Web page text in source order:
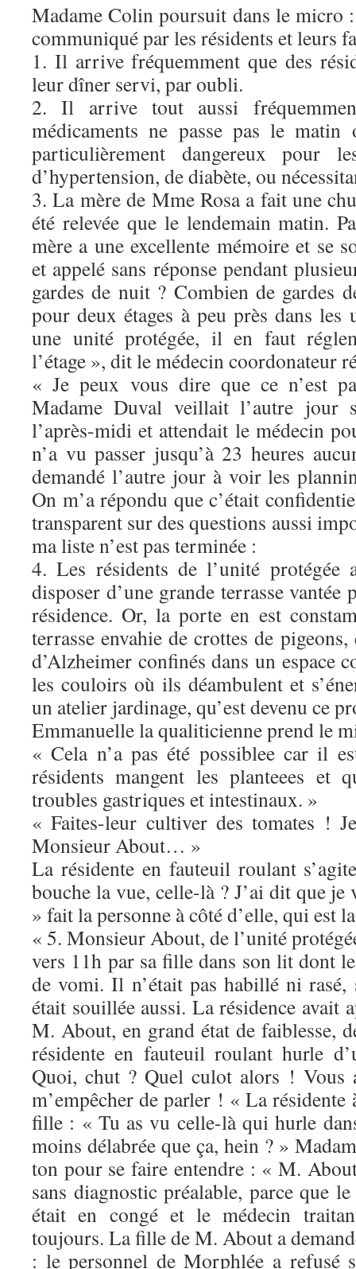
Madame Colin poursuit dans le micro
communiqué par les résidents et leurs
1. Il arrive fréquemment que des
leur dîner servi, par oubli.
2. Il arrive tout aussi
médicaments ne passe pas le
particulièrement dangereux pour
d’hypertension, de diabète, ou
3. La mère de Mme Rosa a fait une
été relevée que le lendemain matin.
mère a une excellente mémoire et se
et appelé sans réponse pendant
gardes de nuit ? Combien de gardes
pour deux étages à peu près dans les
une unité protégée, il en faut
l’étage », dit le médecin coordonateur
« Je peux vous dire que ce n’est
Madame Duval veillait l’autre jour
l’après-midi et attendait le médecin
n’a vu passer jusqu’à 23 heures
demandé l’autre jour à voir les
On m’a répondu que c’était
transparent sur des questions aussi
ma liste n’est pas terminée :
4. Les résidents de l’unité protégée
disposer d’une grande terrasse vantée
résidence. Or, la porte en est
terrasse envahie de crottes de
d’Alzheimer confinés dans un espace
les couloirs où ils déambulent et
un atelier jardinage, qu’est devenu ce
Emmanuelle la qualiticienne prend le
« Cela n’a pas été possiblee car il
résidents mangent les planteees et
troubles gastriques et intestinaux. »
« Faites-leur cultiver des tomates !
Monsieur About… »
La résidente en fauteuil roulant
bouche la vue, celle-là ? J’ai dit que
» fait la personne à côté d’elle, qui est
« 5. Monsieur About, de l’unité
vers 11h par sa fille dans son lit dont
de vomi. Il n’était pas habillé ni rasé,
était souillée aussi. La résidence avait
M. About, en grand état de faiblesse,
résidente en fauteuil roulant hurle
Quoi, chut ? Quel culot alors ! Vous
m’empêcher de parler ! « La
fille : « Tu as vu celle-là qui hurle
moins délabrée que ça, hein ? »
ton pour se faire entendre : « M.
sans diagnostic préalable, parce que
était en congé et le médecin
toujours. La fille de M. About a
: le personnel de Morphlée a refusé